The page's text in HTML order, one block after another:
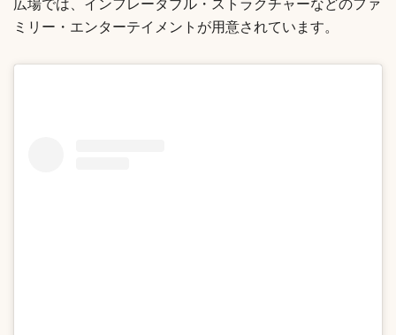
広場では、インフレータブル・ストラクチャーなどのファ
ミリー・エンターテイメントが用意されています。